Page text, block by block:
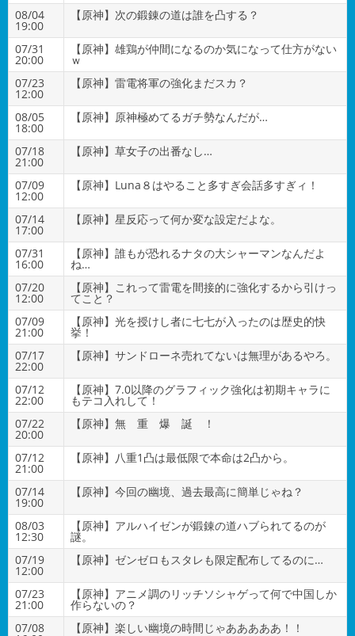
08/04
19:00
【原神】次の鍛錬の道は誰を凸する？
07/31
20:00
【原神】雄鶏が仲間になるのか気になって仕方がない
ｗ
07/23
12:00
【原神】雷電将軍の強化まだスカ？
08/05
18:00
【原神】原神極めてるガチ勢なんだが…
07/18
21:00
【原神】草女子の出番なし…
07/09
12:00
【原神】Luna８はやること多すぎ会話多すぎィ！
07/14
17:00
【原神】星反応って何か変な設定だよな。
07/31
16:00
【原神】誰もが恐れるナタの大シャーマンなんだよ
ね…
07/20
12:00
【原神】これって雷電を間接的に強化するから引けっ
てこと？
07/09
21:00
【原神】光を授けし者に七七が入ったのは歴史的快
挙！
07/17
22:00
【原神】サンドローネ売れてないは無理があるやろ。
07/12
22:00
【原神】7.0以降のグラフィック強化は初期キャラに
もテコ入れして！
07/22
20:00
【原神】無 重 爆 誕 ！
07/12
21:00
【原神】八重1凸は最低限で本命は2凸から。
07/14
19:00
【原神】今回の幽境、過去最高に簡単じゃね？
08/03
12:30
【原神】アルハイゼンが鍛錬の道ハブられてるのが
謎。
07/19
12:00
【原神】ゼンゼロもスタレも限定配布してるのに…
07/23
21:00
【原神】アニメ調のリッチソシャゲって何で中国しか
作らないの？
07/08
【原神】楽しい幽境の時間じゃあああああ！！